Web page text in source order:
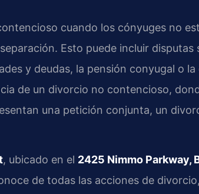
cuando los cónyuges no
Esto puede incluir disputas
y deudas, la pensión conyugal o
de un divorcio no contencioso,
una petición conjunta, un
, ubicado en el 2425 Nimmo Parkway,
de todas las acciones de